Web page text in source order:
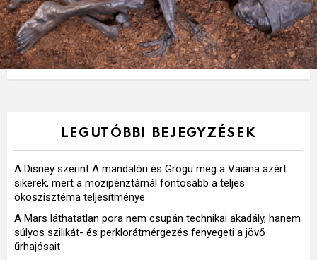
LEGUTÓBBI BEJEGYZÉSEK
A Disney szerint A mandalóri és Grogu meg a Vaiana azért
sikerek, mert a mozipénztárnál fontosabb a teljes
ökoszisztéma teljesítménye
A Mars láthatatlan pora nem csupán technikai akadály, hanem
súlyos szilikát- és perklorátmérgezés fenyegeti a jövő
űrhajósait